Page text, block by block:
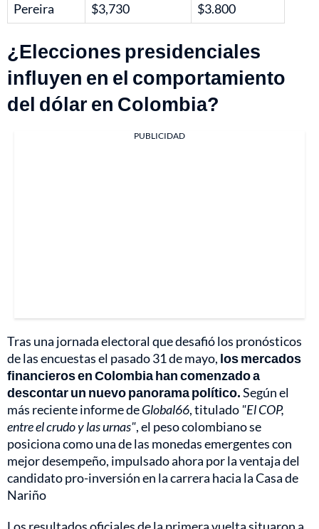
Pereira
$3,730 $3.800
¿Elecciones presidenciales
influyen en el comportamiento
del dólar en Colombia?
PUBLICIDAD
Tras una jornada electoral que desafió los pronósticos
de las encuestas el pasado 31 de mayo, los mercados
financieros en Colombia han comenzado a
descontar un nuevo panorama político.Según el
más reciente informe deGlobal66, titulado "El COP,
entre el crudo y las urnas", el peso colombiano se
posiciona como una de las monedas emergentes con
mejor desempeño, impulsado ahora por la ventaja del
candidato pro-inversión en la carrera hacia la Casa de
Nariño